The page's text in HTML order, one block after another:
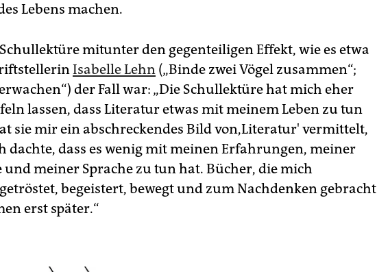
Lebens machen.
mitunter den gegenteiligen Effekt, wie es etwa
Isabelle Lehn („Binde zwei Vögel zusammen“;
der Fall war: „Die Schullektüre hat mich eher
lassen, dass Literatur etwas mit meinem Leben zu tun
sie mir ein abschreckendes Bild von,Literatur' vermittelt,
dachte, dass es wenig mit meinen Erfahrungen, meiner
und meiner Sprache zu tun hat. Bücher, die mich
begeistert, bewegt und zum Nachdenken gebracht
erst später.“